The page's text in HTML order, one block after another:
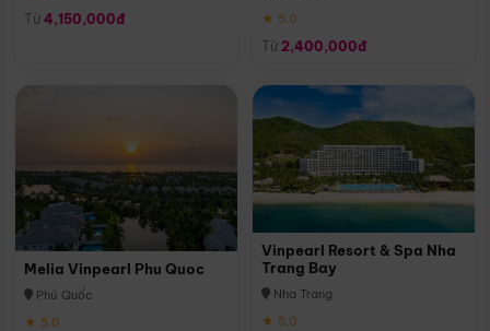
Từ 4,150,000đ
★ 5.0
Từ 2,400,000đ
Melia Vinpearl Phu Quoc
Phú Quốc
★ 5.0
Vinpearl Resort & Spa Nha
Trang Bay
Nha Trang
★ 5.0